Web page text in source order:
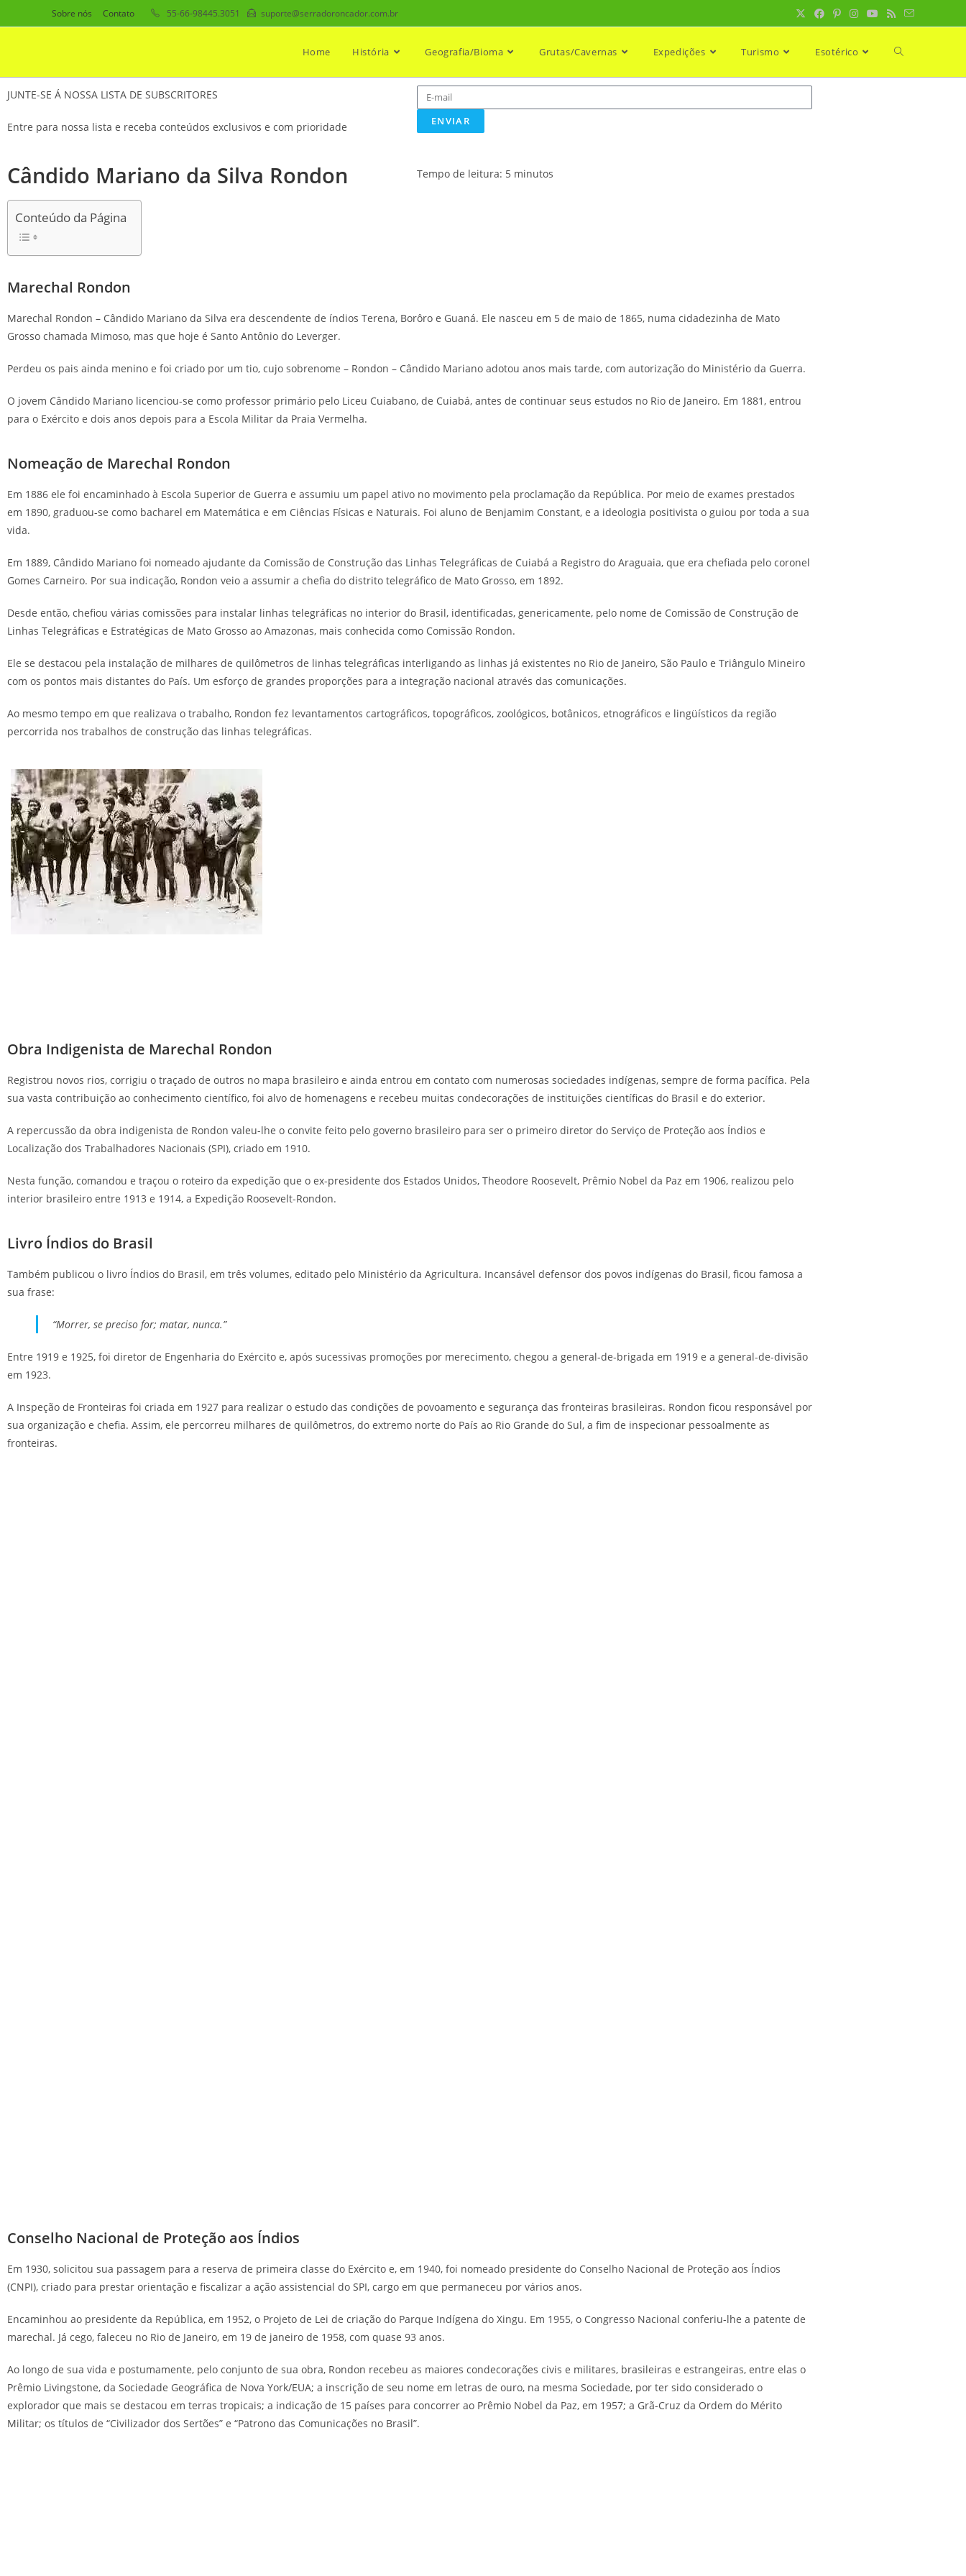
Sobre nós Contato 55-66-98445.3051 suporte@serradoroncador.com.br
Home História Geografia/Bioma Grutas/Cavernas Expedições Turismo Esotérico
JUNTE-SE Á NOSSA LISTA DE SUBSCRITORES
Entre para nossa lista e receba conteúdos exclusivos e com prioridade ENVIAR
Cândido Mariano da Silva Rondon
Conteúdo da Página
Tempo de leitura: 5 minutos
Marechal Rondon
Marechal Rondon – Cândido Mariano da Silva era descendente de índios Terena, Borôro e Guaná. Ele nasceu em 5 de maio de 1865, numa cidadezinha de Mato
Grosso chamada Mimoso, mas que hoje é Santo Antônio do Leverger.
Perdeu os pais ainda menino e foi criado por um tio, cujo sobrenome – Rondon – Cândido Mariano adotou anos mais tarde, com autorização do Ministério da Guerra.
O jovem Cândido Mariano licenciou-se como professor primário pelo Liceu Cuiabano, de Cuiabá, antes de continuar seus estudos no Rio de Janeiro. Em 1881, entrou
para o Exército e dois anos depois para a Escola Militar da Praia Vermelha.
Nomeação de Marechal Rondon
Em 1886 ele foi encaminhado à Escola Superior de Guerra e assumiu um papel ativo no movimento pela proclamação da República. Por meio de exames prestados
em 1890, graduou-se como bacharel em Matemática e em Ciências Físicas e Naturais. Foi aluno de Benjamim Constant, e a ideologia positivista o guiou por toda a sua
vida.
Em 1889, Cândido Mariano foi nomeado ajudante da Comissão de Construção das Linhas Telegráficas de Cuiabá a Registro do Araguaia, que era chefiada pelo coronel
Gomes Carneiro. Por sua indicação, Rondon veio a assumir a chefia do distrito telegráfico de Mato Grosso, em 1892.
Desde então, chefiou várias comissões para instalar linhas telegráficas no interior do Brasil, identificadas, genericamente, pelo nome de Comissão de Construção de
Linhas Telegráficas e Estratégicas de Mato Grosso ao Amazonas, mais conhecida como Comissão Rondon.
Ele se destacou pela instalação de milhares de quilômetros de linhas telegráficas interligando as linhas já existentes no Rio de Janeiro, São Paulo e Triângulo Mineiro
com os pontos mais distantes do País. Um esforço de grandes proporções para a integração nacional através das comunicações.
Ao mesmo tempo em que realizava o trabalho, Rondon fez levantamentos cartográficos, topográficos, zoológicos, botânicos, etnográficos e lingüísticos da região
percorrida nos trabalhos de construção das linhas telegráficas.
Obra Indigenista de Marechal Rondon
Registrou novos rios, corrigiu o traçado de outros no mapa brasileiro e ainda entrou em contato com numerosas sociedades indígenas, sempre de forma pacífica. Pela
sua vasta contribuição ao conhecimento científico, foi alvo de homenagens e recebeu muitas condecorações de instituições científicas do Brasil e do exterior.
A repercussão da obra indigenista de Rondon valeu-lhe o convite feito pelo governo brasileiro para ser o primeiro diretor do Serviço de Proteção aos Índios e
Localização dos Trabalhadores Nacionais (SPI), criado em 1910.
Nesta função, comandou e traçou o roteiro da expedição que o ex-presidente dos Estados Unidos, Theodore Roosevelt, Prêmio Nobel da Paz em 1906, realizou pelo
interior brasileiro entre 1913 e 1914, a Expedição Roosevelt-Rondon.
Livro Índios do Brasil
Também publicou o livro Índios do Brasil, em três volumes, editado pelo Ministério da Agricultura. Incansável defensor dos povos indígenas do Brasil, ficou famosa a
sua frase:
“Morrer, se preciso for; matar, nunca.”
Entre 1919 e 1925, foi diretor de Engenharia do Exército e, após sucessivas promoções por merecimento, chegou a general-de-brigada em 1919 e a general-de-divisão
em 1923.
A Inspeção de Fronteiras foi criada em 1927 para realizar o estudo das condições de povoamento e segurança das fronteiras brasileiras. Rondon ficou responsável por
sua organização e chefia. Assim, ele percorreu milhares de quilômetros, do extremo norte do País ao Rio Grande do Sul, a fim de inspecionar pessoalmente as
fronteiras.
Conselho Nacional de Proteção aos Índios
Em 1930, solicitou sua passagem para a reserva de primeira classe do Exército e, em 1940, foi nomeado presidente do Conselho Nacional de Proteção aos Índios
(CNPI), criado para prestar orientação e fiscalizar a ação assistencial do SPI, cargo em que permaneceu por vários anos.
Encaminhou ao presidente da República, em 1952, o Projeto de Lei de criação do Parque Indígena do Xingu. Em 1955, o Congresso Nacional conferiu-lhe a patente de
marechal. Já cego, faleceu no Rio de Janeiro, em 19 de janeiro de 1958, com quase 93 anos.
Ao longo de sua vida e postumamente, pelo conjunto de sua obra, Rondon recebeu as maiores condecorações civis e militares, brasileiras e estrangeiras, entre elas o
Prêmio Livingstone, da Sociedade Geográfica de Nova York/EUA; a inscrição de seu nome em letras de ouro, na mesma Sociedade, por ter sido considerado o
explorador que mais se destacou em terras tropicais; a indicação de 15 países para concorrer ao Prêmio Nobel da Paz, em 1957; a Grã-Cruz da Ordem do Mérito
Militar; os títulos de “Civilizador dos Sertões” e “Patrono das Comunicações no Brasil”.